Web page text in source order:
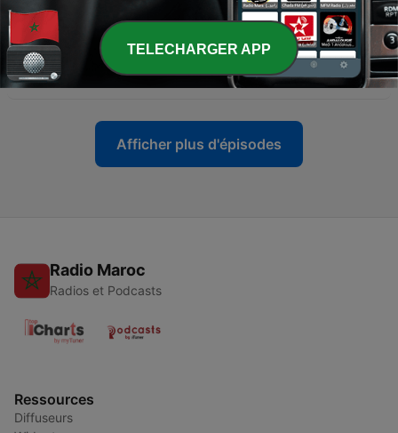
26 avr. 2024
86 - مقابلة عبدالوهاب المسيري مع محمد رضا نصرالله في برنامج
(مع المشاهير)
29 mars 2024
Afficher plus d'épisodes
Radio Maroc
Radios et Podcasts
Ressources
Diffuseurs
TELECHARGER APP